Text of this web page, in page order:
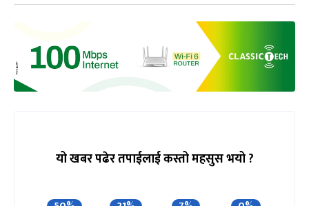
यो खबर पढेर तपाईलाई कस्तो महसुस भयो ?